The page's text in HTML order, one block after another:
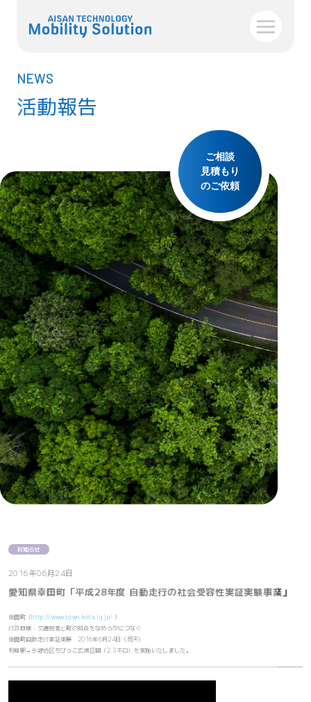
NEWS
活動報告
ご相談
見積もり
のご依頼
お知らせ
2016年06月24日
愛知県幸田町「平成28年度 自動走行の社会受容性実証実験事業」
幸田町（http://www.town.kota.lg.jp/ ）
行政目標：交通弱者と町の拠点をなめらかにつなぐ
幸田町自動走行実証実験 2016年6月24日（雨天）
相見駅→永野地区ちびっこ広場区間（2.3キロ）を実施いたしました。